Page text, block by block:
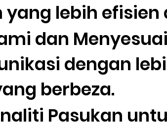
lebih efisien
dan
dengan
berbeza.
Pasukan